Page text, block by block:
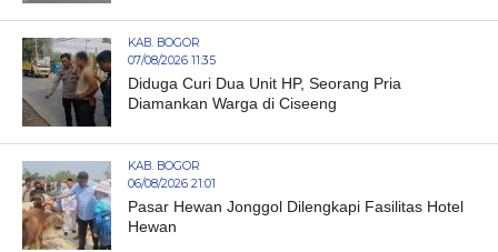
KAB. BOGOR
07/08/2026 11:35
Diduga Curi Dua Unit HP, Seorang Pria
Diamankan Warga di Ciseeng
KAB. BOGOR
06/08/2026 21:01
Pasar Hewan Jonggol Dilengkapi Fasilitas Hotel
Hewan